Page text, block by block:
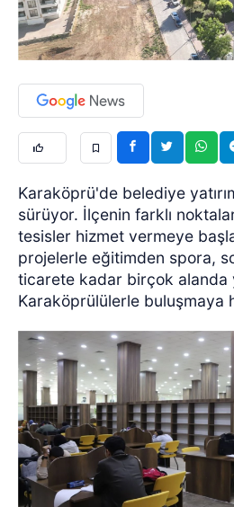
Karaköprü'de belediye
sürüyor. İlçenin farklı
tesisler hizmet vermeye
projelerle eğitimden spora,
ticarete kadar birçok alanda
Karaköprülülerle buluşmaya